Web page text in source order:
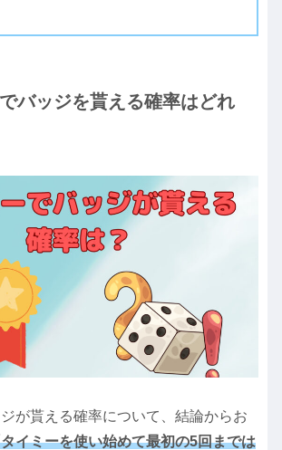
バッジを貰える確率はどれ
が貰える確率について、結論からお
イミーを使い始めて最初の5回までは